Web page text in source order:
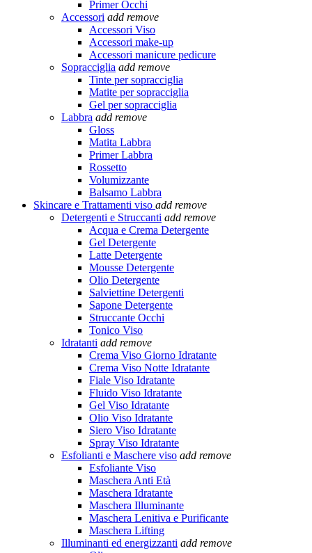
Primer Occhi
Accessori add remove
Accessori Viso
Accessori make-up
Accessori manicure pedicure
Sopracciglia add remove
Tinte per sopracciglia
Matite per sopracciglia
Gel per sopracciglia
Labbra add remove
Gloss
Matita Labbra
Primer Labbra
Rossetto
Volumizzante
Balsamo Labbra
Skincare e Trattamenti viso add remove
Detergenti e Struccanti add remove
Acqua e Crema Detergente
Gel Detergente
Latte Detergente
Mousse Detergente
Olio Detergente
Salviettine Detergenti
Sapone Detergente
Struccante Occhi
Tonico Viso
Idratanti add remove
Crema Viso Giorno Idratante
Crema Viso Notte Idratante
Fiale Viso Idratante
Fluido Viso Idratante
Gel Viso Idratante
Olio Viso Idratante
Siero Viso Idratante
Spray Viso Idratante
Esfolianti e Maschere viso add remove
Esfoliante Viso
Maschera Anti Età
Maschera Idratante
Maschera Illuminante
Maschera Lenitiva e Purificante
Maschera Lifting
Illuminanti ed energizzanti add remove